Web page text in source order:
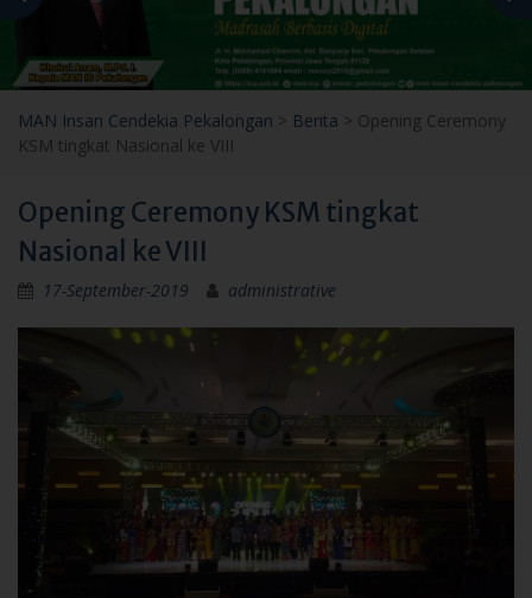
MAN Insan Cendekia Pekalongan > Berita > Opening Ceremony
KSM tingkat Nasional ke VIII
Opening Ceremony KSM tingkat
Nasional ke VIII
17-September-2019 administrative